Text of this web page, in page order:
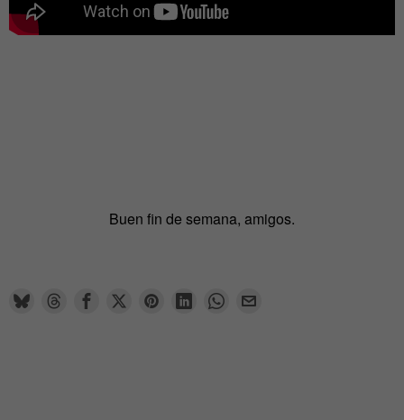
Buen fin de semana, amigos.